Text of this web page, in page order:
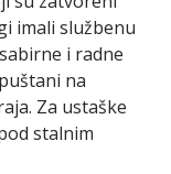
imali službenu
i radne
na
Za ustaške
stalnim